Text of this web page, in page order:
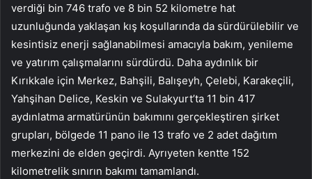
verdiği bin 746 trafo ve 8 bin 52 kilometre hat
uzunluğunda yaklaşan kış koşullarında da sürdürülebilir ve
kesintisiz enerji sağlanabilmesi amacıyla bakım, yenileme
ve yatırım çalışmalarını sürdürdü. Daha aydınlık bir
Kırıkkale için Merkez, Bahşili, Balışeyh, Çelebi, Karakeçili,
Yahşihan Delice, Keskin ve Sulakyurt’ta 11 bin 417
aydınlatma armatürünün bakımını gerçekleştiren şirket
grupları, bölgede 11 pano ile 13 trafo ve 2 adet dağıtım
merkezini de elden geçirdi. Ayrıyeten kentte 152
kilometrelik sınırın bakımı tamamlandı.